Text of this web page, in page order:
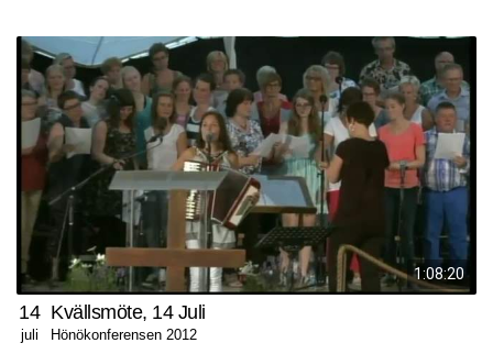
1:08:20
14
juli
Kvällsmöte, 14 Juli
Hönökonferensen 2012